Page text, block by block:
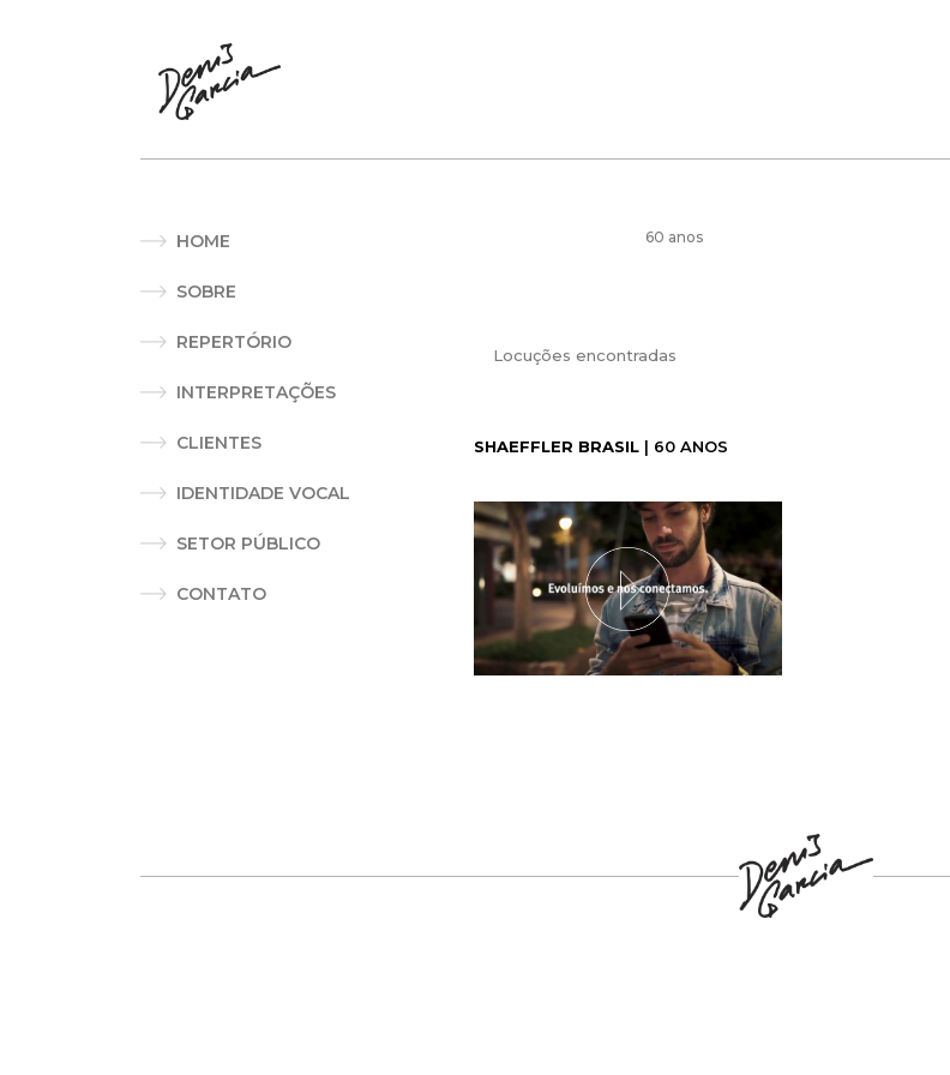
HOME
SOBRE
REPERTÓRIO
INTERPRETAÇÕES
CLIENTES
IDENTIDADE VOCAL
SETOR PÚBLICO
CONTATO
60 anos
Locuções encontradas
SHAEFFLER BRASIL| 60 ANOS